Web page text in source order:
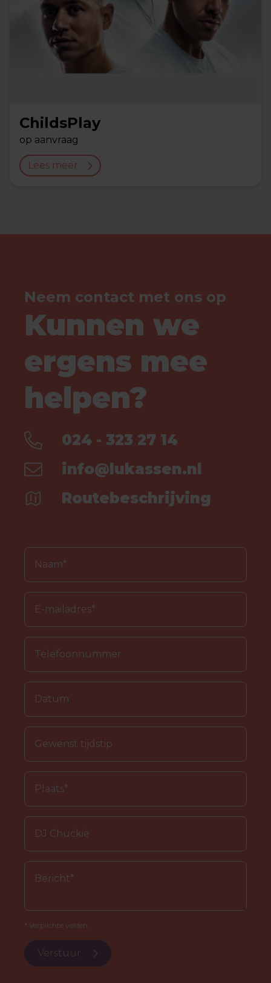
ChildsPlay
op aanvraag
Lees meer
Neem contact met ons op
Kunnen we
ergens mee
helpen?
024 - 323 27 14
info@lukassen.nl
Routebeschrijving
* Verplichte velden.
Verstuur